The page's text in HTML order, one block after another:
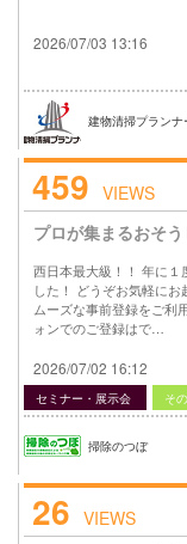
2026/07/03 13:16
建物清掃プランナ
459 VIEWS
プロが集まるおそ
西日本最大級！！ 年に１
した！ どうぞお気軽に
ムーズな事前登録をご利
ォンでのご登録はで…
2026/07/02 16:12
セミナー・展示会 そ
掃除のつぼ
26 VIEWS